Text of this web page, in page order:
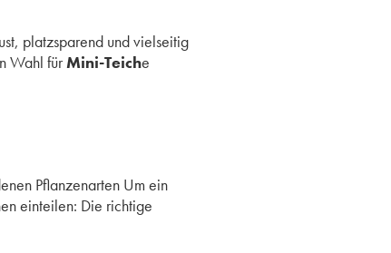
platzsparend und vielseitig
Wahl fürMini-Teiche
Pflanzenarten Um ein
einteilen: Die richtige